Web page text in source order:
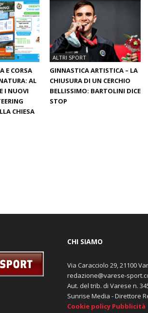
E CORSA
AL
I NUOVI
CHIESA
ALTRI SPORT
GINNASTICA ARTISTICA – LA
CHIUSURA DI UN CERCHIO
BELLISSIMO: BARTOLINI DICE
STOP
CHI SIAMO
Via Caracciolo 29, 21100
redazione@varese-
Aut. del trib. di Varese n.
Sunrise Media - Direttore
Cookie policy Pubblicità